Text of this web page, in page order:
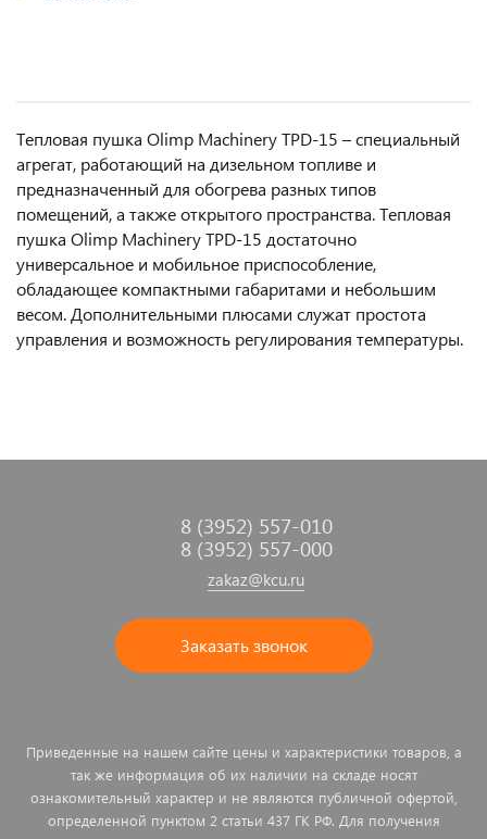
Тепловая пушка Olimp Machinery TPD-15 – специальный
агрегат, работающий на дизельном топливе и
предназначенный для обогрева разных типов
помещений, а также открытого пространства. Тепловая
пушка Olimp Machinery TPD-15 достаточно
универсальное и мобильное приспособление,
обладающее компактными габаритами и небольшим
весом. Дополнительными плюсами служат простота
управления и возможность регулирования температуры.
8 (3952) 557-010
8 (3952) 557-000
zakaz@kcu.ru
Заказать звонок
Приведенные на нашем сайте цены и характеристики товаров, а
так же информация об их наличии на складе носят
ознакомительный характер и не являются публичной офертой,
определенной пунктом 2 статьи 437 ГК РФ. Для получения